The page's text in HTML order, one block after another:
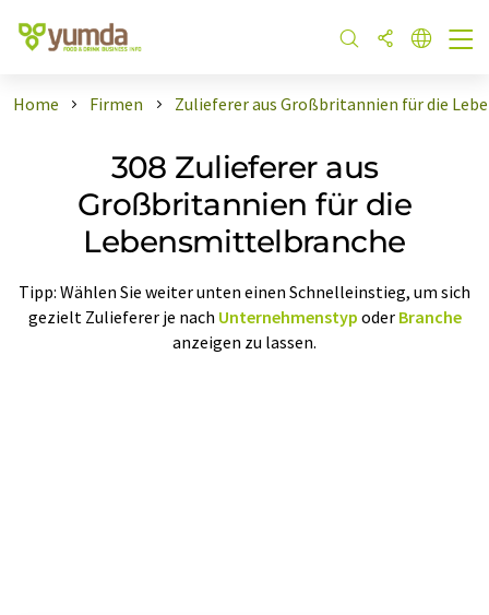
Home Firmen Zulieferer aus Großbritannien für die
308 Zulieferer aus
Großbritannien für die
Lebensmittelbranche
Tipp: Wählen Sie weiter unten einen Schnelleinstieg, um sich
gezielt Zulieferer je nach Unternehmenstyp oder Branche
anzeigen zu lassen.